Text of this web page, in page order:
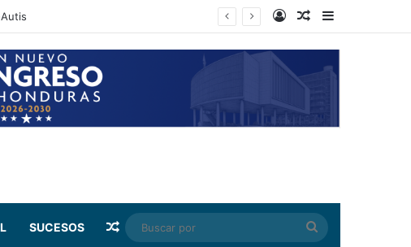
de los centros penales Log InRandom Article
Sidebar
SUCESOS Random Article
Buscar